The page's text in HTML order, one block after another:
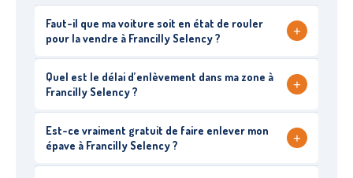
Faut-il que ma voiture soit en état de rouler
pour la vendre à Francilly Selency ?
+
Quel est le délai d’enlèvement dans ma zone à
Francilly Selency ?
+
Est-ce vraiment gratuit de faire enlever mon
épave à Francilly Selency ?
+